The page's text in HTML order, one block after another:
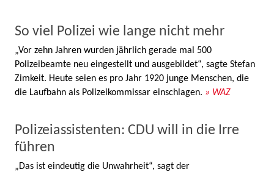
So viel Polizei wie lange nicht mehr
„Vor zehn Jahren wurden jährlich gerade mal 500
Polizeibeamte neu eingestellt und ausgebildet“, sagte Stefan
Zimkeit. Heute seien es pro Jahr 1920 junge Menschen, die
die Laufbahn als Polizeikommissar einschlagen. » WAZ
Polizeiassistenten: CDU will in die Irre
führen
„Das ist eindeutig die Unwahrheit“, sagt der